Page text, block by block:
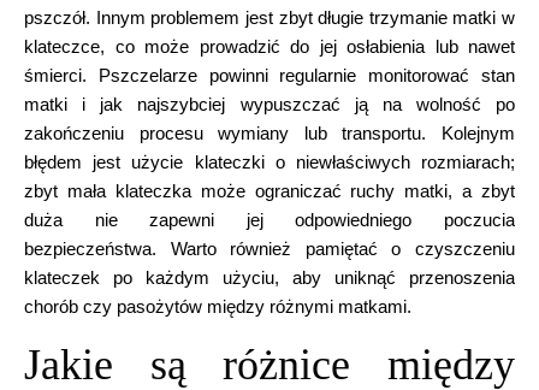
pszczół. Innym problemem jest zbyt długie trzymanie matki w
klateczce, co może prowadzić do jej osłabienia lub nawet
śmierci. Pszczelarze powinni regularnie monitorować stan
matki i jak najszybciej wypuszczać ją na wolność po
zakończeniu procesu wymiany lub transportu. Kolejnym
błędem jest użycie klateczki o niewłaściwych rozmiarach;
zbyt mała klateczka może ograniczać ruchy matki, a zbyt
duża nie zapewni jej odpowiedniego poczucia
bezpieczeństwa. Warto również pamiętać o czyszczeniu
klateczek po każdym użyciu, aby uniknąć przenoszenia
chorób czy pasożytów między różnymi matkami.
Jakie są różnice między